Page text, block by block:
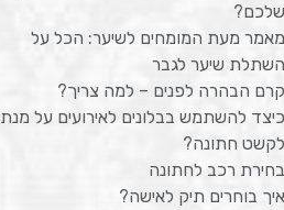
שלכם?
מאמר מעת המומחים לשיער: הכל על
השתלת שיער לגבר
קרם הבהרה לפנים – למה צריך?
כיצד להשתמש בבלונים לאירועים על מנת
לקשט חתונה?
בחירת רכב לחתונה
איך בוחרים תיק לאישה?